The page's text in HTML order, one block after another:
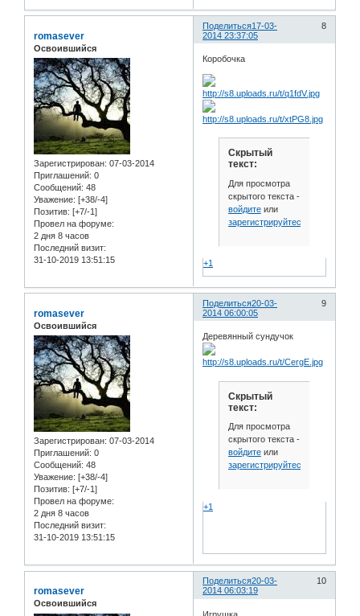
Поделиться 8
17-03-
2014 23:37:05
romasever
Освоившийся
Зарегистрирован: 07-03-2014
Приглашений: 0
Сообщений: 48
Уважение: [+38/-4]
Позитив: [+7/-1]
Провел на форуме:
2 дня 8 часов
Последний визит:
31-10-2019 13:51:15
Коробочка
Скрытый
текст:
Для просмотра
скрытого текста -
войдитеили
зарегистрируйтесь
+1
Поделиться 9
20-03-
2014 06:00:05
romasever
Освоившийся
Зарегистрирован: 07-03-2014
Приглашений: 0
Сообщений: 48
Уважение: [+38/-4]
Позитив: [+7/-1]
Провел на форуме:
2 дня 8 часов
Последний визит:
31-10-2019 13:51:15
Деревянный сундучок
Скрытый
текст:
Для просмотра
скрытого текста -
войдитеили
зарегистрируйтесь
+1
Поделиться 10
20-03-
2014 06:03:19
romasever
Освоившийся